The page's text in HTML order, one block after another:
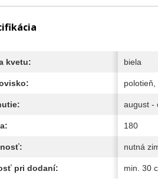
kvetu: biela
polotieň,
august -
180
nutná
pri dodaní: min. 30